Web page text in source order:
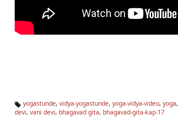
Ta
yogastunde, vidya-yogastunde, yoga-vidya-video, yoga,
devi, vani devi, bhagavad gita, bhagavad-gita-kap-17